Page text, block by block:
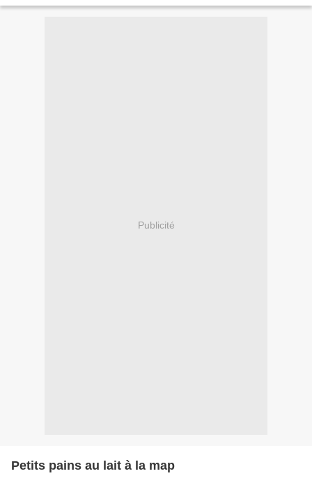
Publicité
Petits pains au lait à la map